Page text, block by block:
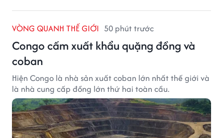
VÒNG QUANH THẾ GIỚI 50 phút trước
Congo cấm xuất khẩu quặng đồng và
coban
Hiện Congo là nhà sản xuất coban lớn nhất thế giới và
là nhà cung cấp đồng lớn thứ hai toàn cầu.